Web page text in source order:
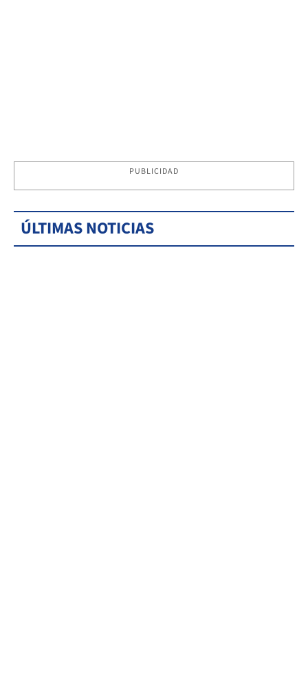
PUBLICIDAD
ÚLTIMAS NOTICIAS